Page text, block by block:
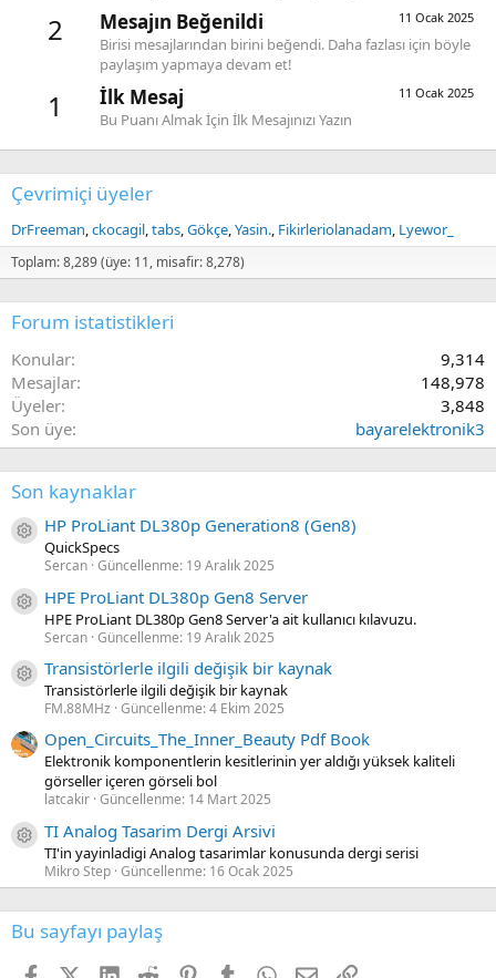
2 11 Ocak 2025
Mesajın Beğenildi
Birisi mesajlarından birini beğendi. Daha fazlası için böyle
paylaşım yapmaya devam et!
1 11 Ocak 2025
İlk Mesaj
Bu Puanı Almak İçin İlk Mesajınızı Yazın
Çevrimiçi üyeler
DrFreeman ckocagil tabs Gökçe Yasin. Fikirleriolanadam Lyewor_
Toplam: 8,289 (üye: 11, misafir: 8,278)
Forum istatistikleri
Konular
9,314
Mesajlar
148,978
Üyeler
3,848
Son üye
bayarelektronik3
Son kaynaklar
Kaynak ikon/amblem
HP ProLiant DL380p Generation8 (Gen8)
QuickSpecs
Sercan Güncellenme: 19 Aralık 2025
Kaynak ikon/amblem
HPE ProLiant DL380p Gen8 Server
HPE ProLiant DL380p Gen8 Server'a ait kullanıcı kılavuzu.
Sercan Güncellenme: 19 Aralık 2025
Kaynak ikon/amblem
Transistörlerle ilgili değişik bir kaynak
Transistörlerle ilgili değişik bir kaynak
FM.88MHz Güncellenme:4 Ekim 2025
Open_Circuits_The_Inner_Beauty Pdf Book
Elektronik komponentlerin kesitlerinin yer aldığı yüksek kaliteli
görseller içeren görseli bol
latcakir Güncellenme: 14 Mart 2025
Kaynak ikon/amblem
TI Analog Tasarim Dergi Arsivi
TI'in yayinladigi Analog tasarimlar konusunda dergi serisi
Mikro Step Güncellenme: 16 Ocak 2025
Bu sayfayı paylaş
FacebookX (Twitter)
LinkedIn
Reddit PinterestTumblr WhatsApp
E-postaLink